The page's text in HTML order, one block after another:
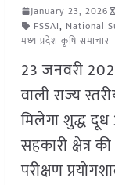
January 23, 2026
FSSAI, National
मध्य प्रदेश कृषि समाचार
23 जनवरी
वाली राज्य
मिलेगा शुद्ध
सहकारी क्षेत्र
परीक्षण